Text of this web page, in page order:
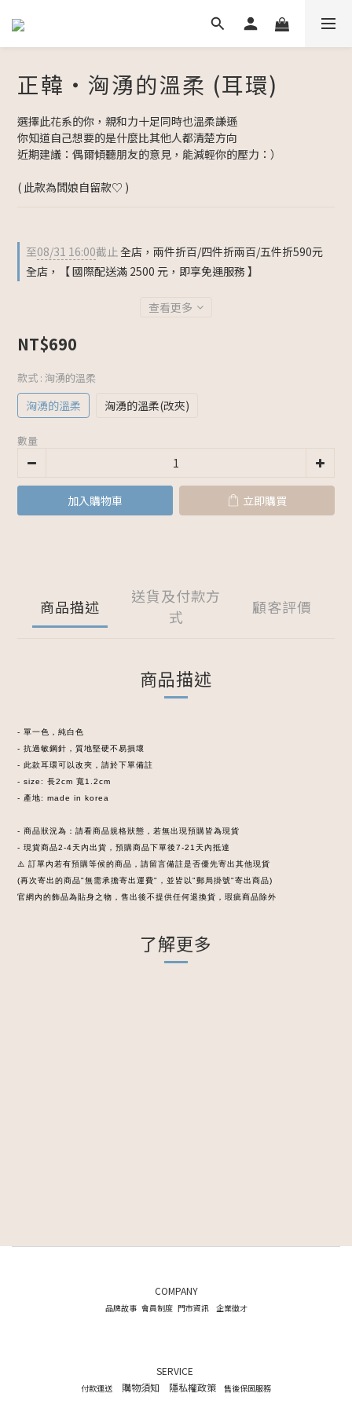
正韓・洶湧的溫柔 (耳環)
選擇此花系的你，親和力十足同時也溫柔謙遜
你知道自己想要的是什麼比其他人都清楚方向
近期建議：偶爾傾聽朋友的意見，能減輕你的壓力：）
( 此款為闆娘自留款♡ )
至08/31 16:00截止全店，兩件折百/四件折兩百/五件折590元
全店，【 國際配送滿 2500 元，即享免運服務 】
查看更多
NT$690
款式 : 洶湧的溫柔
洶湧的溫柔 洶湧的溫柔(改夾)
數量
加入購物車 立即購買
商品描述
送貨及付款方
式
顧客評價
商品描述
- 單一色，純白色
- 抗過敏鋼針，質地堅硬不易損壞
- 此款耳環可以改夾，請於下單備註
- size: 長2cm 寬1.2cm
- 產地: made in korea
- 商品狀況為：請看商品規格狀態，若無出現預購皆為現貨
- 現貨商品2-4天內出貨，預購商品下單後7-21天內抵達
⚠️ 訂單內若有預購等候的商品，請留言備註是否優先寄出其他現貨
(再次寄出的商品"無需承擔寄出運費"，並皆以"郵局掛號"寄出商品)
官網內的飾品為貼身之物，售出後不提供任何退換貨，瑕疵商品除外
了解更多
COMPANY
品牌故事 會員制度 門市資訊 企業徵才
SERVICE
付款運送 購物須知 隱私權政策 售後保固服務